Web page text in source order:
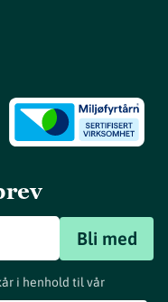
Bli med
i henhold til vår